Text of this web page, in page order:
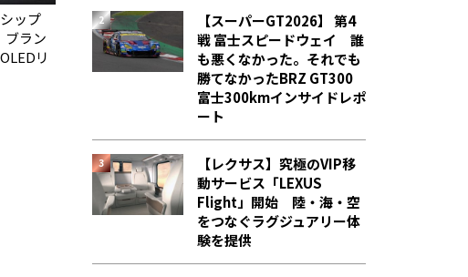
ップ
ラン
リ
【スーパーGT2026】 第4
戦 富士スピードウェイ 誰
も悪くなかった。それでも
勝てなかった――BRZ GT300
富士300kmインサイドレポ
ート
【レクサス】究極のVIP移
動サービス「LEXUS
Flight」開始 陸・海・空
をつなぐラグジュアリー体
験を提供